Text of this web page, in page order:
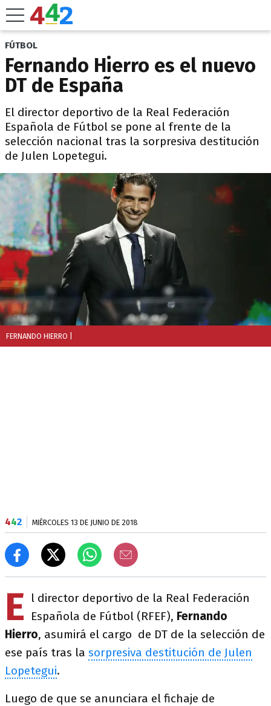
FÚTBOL
Fernando Hierro es el nuevo
DT de España
El director deportivo de la Real Federación
Española de Fútbol se pone al frente de la
selección nacional tras la sorpresiva destitución
de Julen Lopetegui.
FERNANDO HIERRO
442 MIÉRCOLES 13 DE JUNIO DE 2018
E
l director deportivo de la Real Federación
Española de Fútbol (RFEF), Fernando
Hierro, asumirá el cargo de DT de la selección de
ese país tras la sorpresiva destitución de Julen
Lopetegui.
Luego de que se anunciara el fichaje de